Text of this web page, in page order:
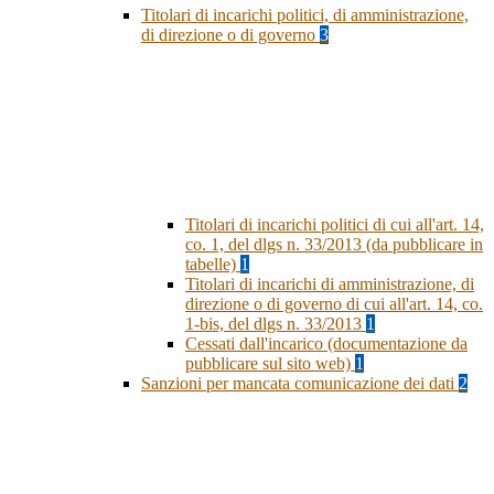
Titolari di incarichi politici, di amministrazione,
di direzione o di governo 3
Titolari di incarichi politici di cui all'art. 14,
co. 1, del dlgs n. 33/2013 (da pubblicare in
tabelle) 1
Titolari di incarichi di amministrazione, di
direzione o di governo di cui all'art. 14, co.
1-bis, del dlgs n. 33/2013 1
Cessati dall'incarico (documentazione da
pubblicare sul sito web) 1
Sanzioni per mancata comunicazione dei dati 2